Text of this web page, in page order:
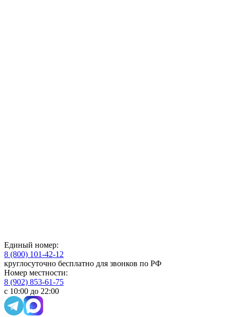
Единый номер:
8 (800) 101-42-12
круглосуточно бесплатно для звонков по РФ
Номер местности:
8 (902) 853-61-75
с 10:00 до 22:00